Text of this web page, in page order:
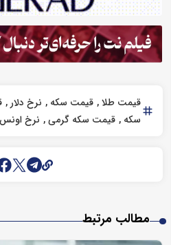
قیمت طلا قیمت سکه نرخ دلار
سکه قیمت سکه گرمی نرخ اونس
مطالب مرتبط